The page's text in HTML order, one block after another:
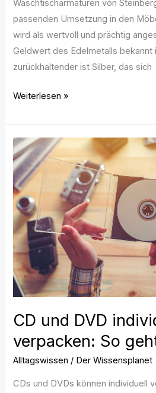
Waschtischarmaturen von
passenden Umsetzung in den
wird als wertvoll und prächtig
Geldwert des Edelmetalls bekannt
zurückhaltender ist Silber, das sich
Weiterlesen »
CD und DVD
verpacken: So
Alltagswissen / Der Wissensplanet
CDs und DVDs können individuell
CD
und
DVD
individuell
verpacken:
So
geht
es